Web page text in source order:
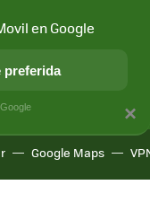
APLICACIONES
Google Maps
×
en Google
preferida